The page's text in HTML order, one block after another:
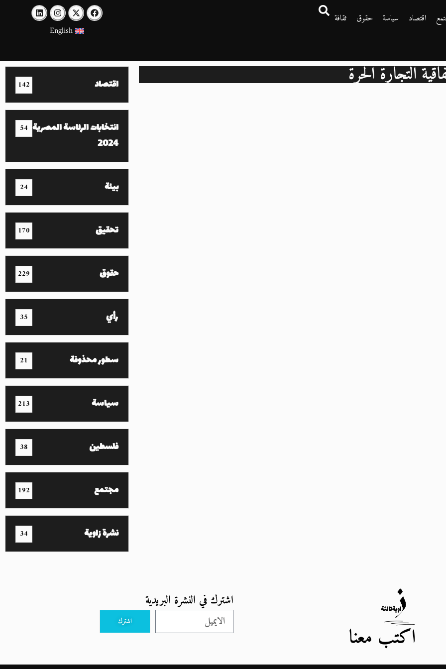
اقتصاد سياسة حقوق
ثقافة
English
التجارة الحرة اقتصاد 142
انتخابات الرئاسة المصرية
2024
54
بيئة 24
تحقيق 170
حقوق 229
رأي 35
سطور محذوفة 21
سياسة 213
فلسطين 38
مجتمع 192
نشرة زاوية 34
اكتب معنا
اشترك في النشرة البريدية
اشترك